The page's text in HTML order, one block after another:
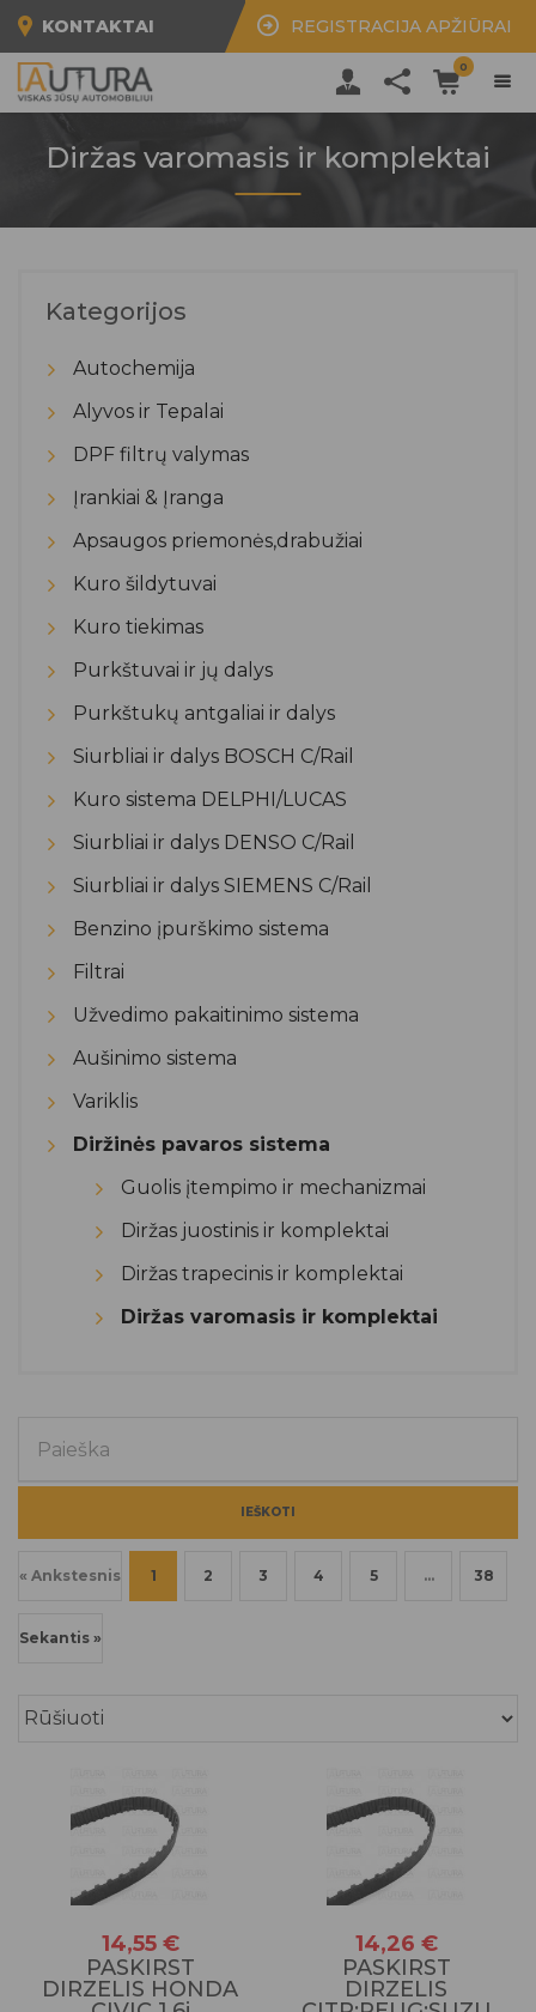
KONTAKTAI REGISTRACIJA APŽIŪRAI
0
Diržas varomasis ir komplektai
Kategorijos
Autochemija
Alyvos ir Tepalai
DPF filtrų valymas
Įrankiai & Įranga
Apsaugos priemonės,drabužiai
Kuro šildytuvai
Kuro tiekimas
Purkštuvai ir jų dalys
Purkštukų antgaliai ir dalys
Siurbliai ir dalys BOSCH C/Rail
Kuro sistema DELPHI/LUCAS
Siurbliai ir dalys DENSO C/Rail
Siurbliai ir dalys SIEMENS C/Rail
Benzino įpurškimo sistema
Filtrai
Užvedimo pakaitinimo sistema
Aušinimo sistema
Variklis
Diržinės pavaros sistema
Guolis įtempimo ir mechanizmai
Diržas juostinis ir komplektai
Diržas trapecinis ir komplektai
Diržas varomasis ir komplektai
IEŠKOTI
« Ankstesnis 1 2 3 4 5 … 38
Sekantis »
14,55 €
PASKIRST
DIRZELIS HONDA
14,26 €
PASKIRST
DIRZELIS